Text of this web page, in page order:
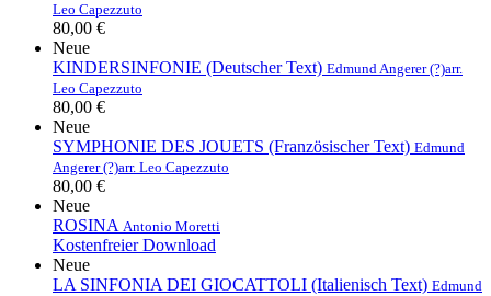
Leo Capezzuto
80,00 €
Neue
KINDERSINFONIE (Deutscher Text) Edmund Angerer (?)arr.
Leo Capezzuto
80,00 €
Neue
SYMPHONIE DES JOUETS (Französischer Text) Edmund
Angerer (?)arr. Leo Capezzuto
80,00 €
Neue
ROSINA Antonio Moretti
Kostenfreier Download
Neue
LA SINFONIA DEI GIOCATTOLI (Italienisch Text) Edmund